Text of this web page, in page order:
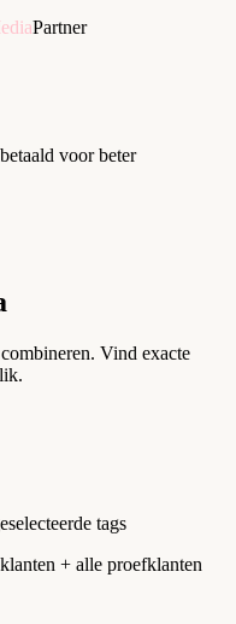
Partner
voor beter
Vind exacte
tags
+ alle proefklanten